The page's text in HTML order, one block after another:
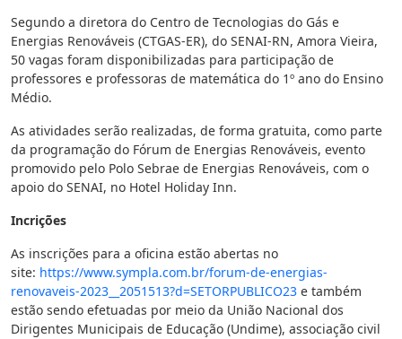
Segundo a diretora do Centro de Tecnologias do Gás e
Energias Renováveis (CTGAS-ER), do SENAI-RN, Amora Vieira,
50 vagas foram disponibilizadas para participação de
professores e professoras de matemática do 1º ano do Ensino
Médio.
As atividades serão realizadas, de forma gratuita, como parte
da programação do Fórum de Energias Renováveis, evento
promovido pelo Polo Sebrae de Energias Renováveis, com o
apoio do SENAI, no Hotel Holiday Inn.
Incrições
As inscrições para a oficina estão abertas no
site: https://www.sympla.com.br/forum-de-energias-
renovaveis-2023__2051513?d=SETORPUBLICO23 e também
estão sendo efetuadas por meio da União Nacional dos
Dirigentes Municipais de Educação (Undime), associação civil